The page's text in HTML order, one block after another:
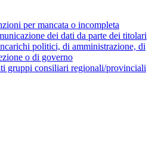
per mancata o incompleta
dei dati da parte dei titolari
politici, di amministrazione, di
o di governo
gruppi consiliari regionali/provinciali